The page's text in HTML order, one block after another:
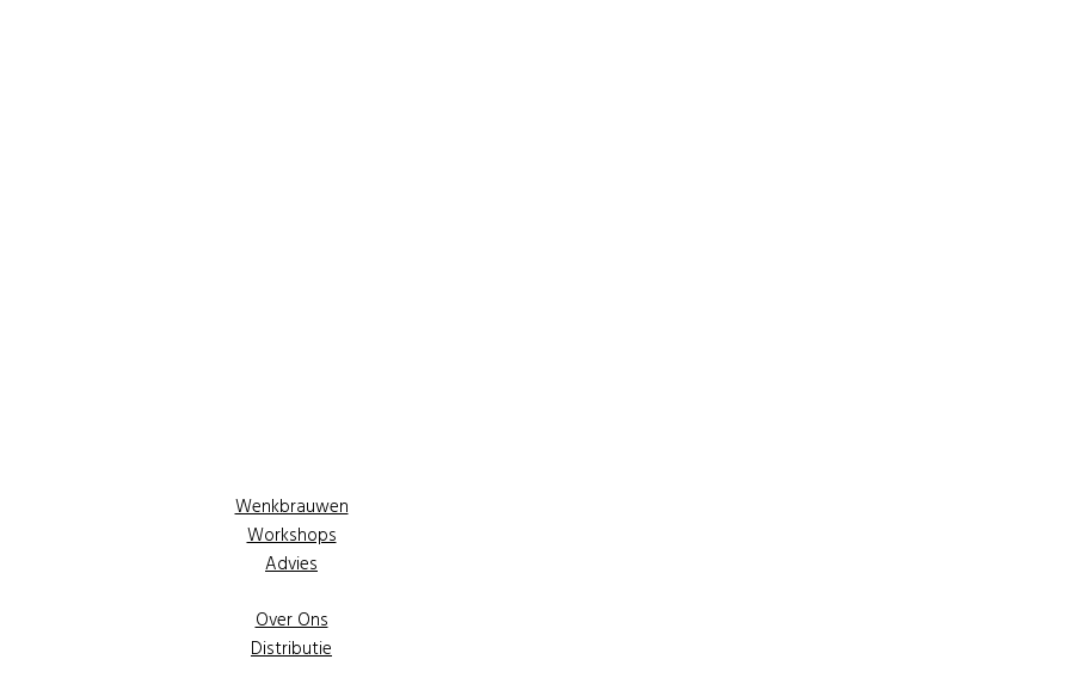
Wenkbrauwen
Workshops
Advies
Over Ons
Distributie